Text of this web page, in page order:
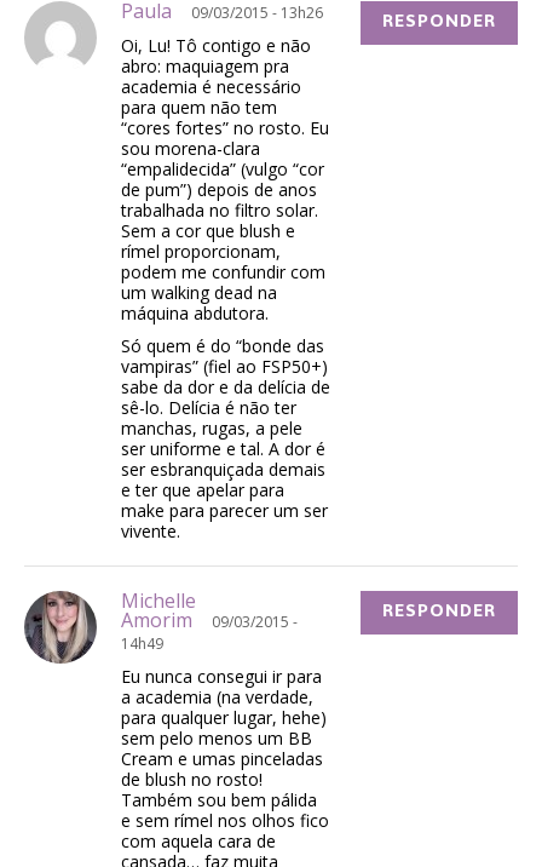
Paula 09/03/2015 - 13h26
Oi, Lu! Tô contigo e não
abro: maquiagem pra
academia é necessário
para quem não tem
“cores fortes” no rosto. Eu
sou morena-clara
“empalidecida” (vulgo “cor
de pum”) depois de anos
trabalhada no filtro solar.
Sem a cor que blush e
rímel proporcionam,
podem me confundir com
um walking dead na
máquina abdutora.
Só quem é do “bonde das
vampiras” (fiel ao FSP50+)
sabe da dor e da delícia de
sê-lo. Delícia é não ter
manchas, rugas, a pele
ser uniforme e tal. A dor é
ser esbranquiçada demais
e ter que apelar para
make para parecer um ser
vivente.
RESPONDER
Michelle
Amorim
09/03/2015 -
14h49
Eu nunca consegui ir para
a academia (na verdade,
para qualquer lugar, hehe)
sem pelo menos um BB
Cream e umas pinceladas
de blush no rosto!
Também sou bem pálida
e sem rímel nos olhos fico
com aquela cara de
cansada… faz muita
RESPONDER